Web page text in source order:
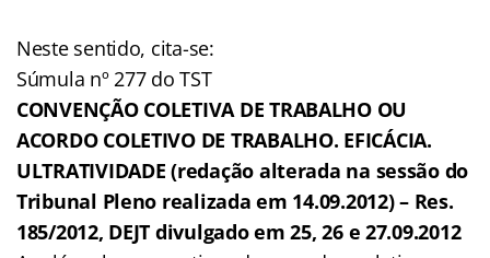
Neste sentido, cita-se:
Súmula nº 277 do TST
CONVENÇÃO COLETIVA DE TRABALHO OU
ACORDO COLETIVO DE TRABALHO. EFICÁCIA.
ULTRATIVIDADE (redação alterada na sessão do
Tribunal Pleno realizada em 14.09.2012) – Res.
185/2012, DEJT divulgado em 25, 26 e 27.09.2012